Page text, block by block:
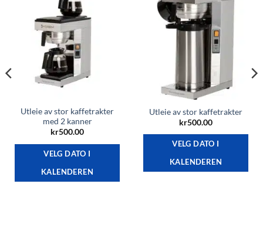
Utleie av stor kaffetrakter
med 2 kanner
kr500.00
VELG DATO I
KALENDEREN
Utleie av stor kaffetrakter
kr500.00
VELG DATO I
KALENDEREN